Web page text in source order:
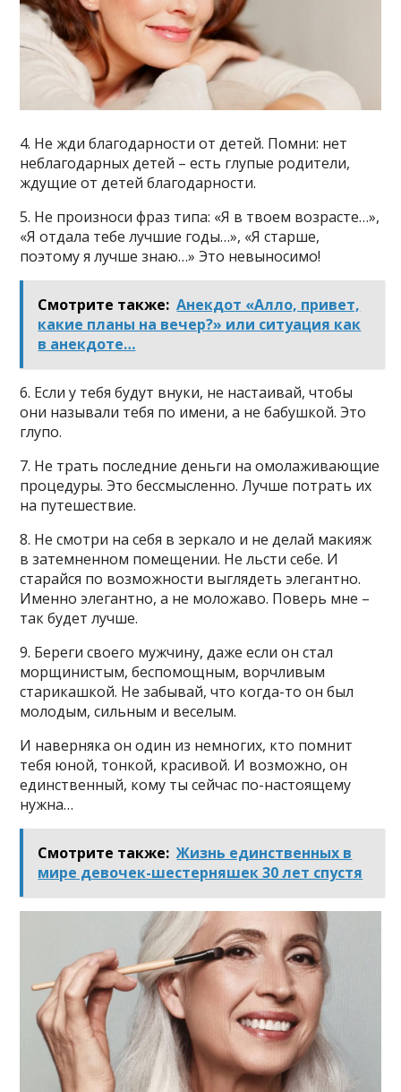
4. Не жди благодарности от детей. Помни: нет
неблагодарных детей – есть глупые родители,
ждущие от детей благодарности.
5. Не произноси фраз типа: «Я в твоем возрасте…»,
«Я отдала тебе лучшие годы…», «Я старше,
поэтому я лучше знаю…» Это невыносимо!
Смотрите также: Анекдот «Алло, привет,
какие планы на вечер?» или ситуация как
в анекдоте…
6. Если у тебя будут внуки, не настаивай, чтобы
они называли тебя по имени, а не бабушкой. Это
глупо.
7. Не трать последние деньги на омолаживающие
процедуры. Это бессмысленно. Лучше потрать их
на путешествие.
8. Не смотри на себя в зеркало и не делай макияж
в затемненном помещении. Не льсти себе. И
старайся по возможности выглядеть элегантно.
Именно элегантно, а не моложаво. Поверь мне –
так будет лучше.
9. Береги своего мужчину, даже если он стал
морщинистым, беспомощным, ворчливым
старикашкой. Не забывай, что когда-то он был
молодым, сильным и веселым.
И наверняка он один из немногих, кто помнит
тебя юной, тонкой, красивой. И возможно, он
единственный, кому ты сейчас по-настоящему
нужна…
Смотрите также: Жизнь единственных в
мире девочек-шестерняшек 30 лет спустя